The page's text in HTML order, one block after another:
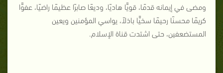
ومضى في إيمانه قدمًا، قويًّا هاديًا، وديعًا صابرًا عظيمًا راضيًا، عفوًّا
كريمًا محسنًا رحيمًا سخيًّا باذلاً، يواسي المؤمنين ويعين
المستضعفين، حتى اشتدت قناة الإسلام.